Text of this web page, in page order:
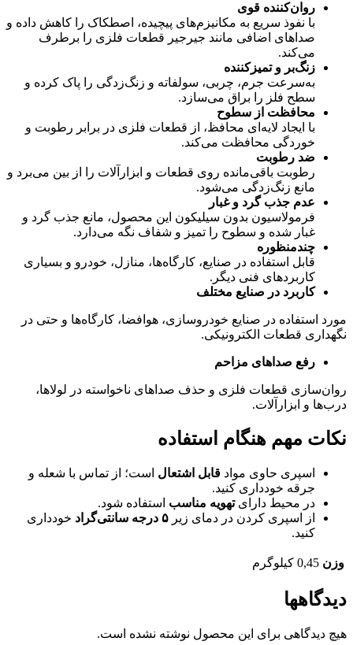
روان‌کننده قوی
با نفوذ سریع به مکانیزم‌های پیچیده، اصطکاک را کاهش داده و
صداهای اضافی مانند جیرجیر قطعات فلزی را برطرف
می‌کند.
زنگ‌بر و تمیزکننده
به‌سرعت جرم، چربی، سولفاته و زنگ‌زدگی را پاک کرده و
سطح فلز را براق می‌سازد.
محافظت از سطوح
با ایجاد لایه‌ای محافظ، از قطعات فلزی در برابر رطوبت و
خوردگی محافظت می‌کند.
ضد رطوبت
رطوبت باقی‌مانده روی قطعات و ابزارآلات را از بین می‌برد و
مانع زنگ‌زدگی می‌شود.
عدم جذب گرد و غبار
فرمولاسیون بدون سیلیکون این محصول، مانع جذب گرد و
غبار شده و سطوح را تمیز و شفاف نگه می‌دارد.
چندمنظوره
قابل استفاده در صنایع، کارگاه‌ها، منازل، خودرو و بسیاری
کاربردهای فنی دیگر.
کاربرد در صنایع مختلف
مورد استفاده در صنایع خودروسازی، هوافضا، کارگاه‌ها و حتی در
نگهداری قطعات الکترونیکی.
رفع صداهای مزاحم
روان‌سازی قطعات فلزی و حذف صداهای ناخواسته در لولاها،
درب‌ها و ابزارآلات.
نکات مهم هنگام استفاده
اسپری حاوی مواد قابل اشتعال است؛ از تماس با شعله و
جرقه خودداری کنید.
در محیط دارایتهویه مناسب استفاده شود.
از اسپری کردن در دمای زیر ۵ درجه سانتی‌گراد خودداری
کنید.
وزن 0,45 کیلوگرم
دیدگاهها
هیچ دیدگاهی برای این محصول نوشته نشده است.